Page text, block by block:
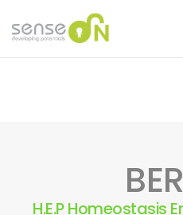
H.E.P Homeostasis